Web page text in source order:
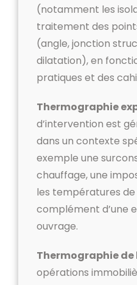
(notamment les
traitement des
(angle, jonction
dilatation), en
pratiques et des
Thermographie
d’intervention est
dans un contexte
exemple une
chauffage, une
les températures de
complément d’une
ouvrage.
Thermographie
opérations